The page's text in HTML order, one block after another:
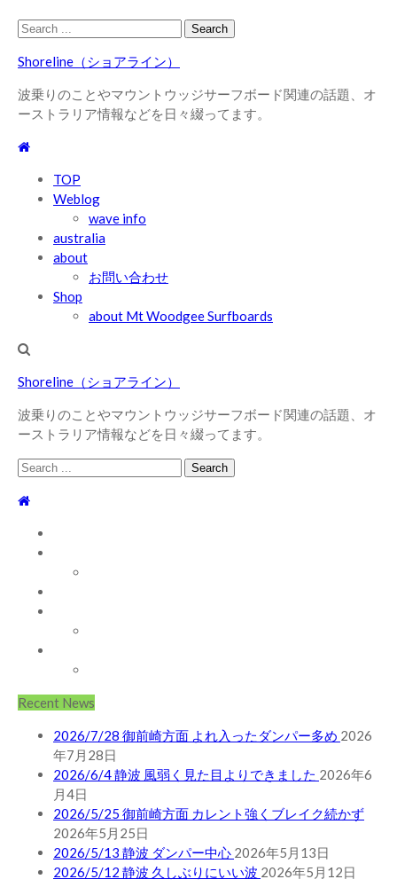
Skip
navigation
Skip
content
Search
Shoreline（ショアライン）
波乗りのことやマウントウッジサーフボード関連の話題、オ
ーストラリア情報などを日々綴ってます。
TOP
Weblog
wave info
australia
about
お問い合わせ
Shop
about Mt Woodgee Surfboards
Shoreline（ショアライン）
波乗りのことやマウントウッジサーフボード関連の話題、オ
ーストラリア情報などを日々綴ってます。
Search
Recent News
2026/7/28 御前崎方面 よれ入ったダンパー多め 2026
年7月28日
2026/6/4 静波 風弱く見た目よりできました 2026年6
月4日
2026/5/25 御前崎方面 カレント強くブレイク続かず
2026年5月25日
2026/5/13 静波 ダンパー中心 2026年5月13日
2026/5/12 静波 久しぶりにいい波 2026年5月12日